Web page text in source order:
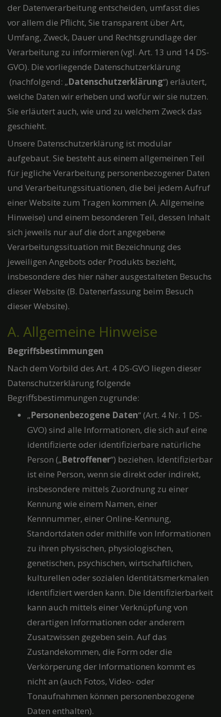
der Datenverarbeitung entscheiden, umfasst dies
vor allem die Pflicht, Sie transparent über Art,
Umfang, Zweck, Dauer und Rechtsgrundlage der
Verarbeitung zu informieren (vgl. Art. 13 und 14 DS-
GVO). Die vorliegende Datenschutzerklärung
(nachfolgend: „Datenschutzerklärung“) erläutert,
welche Daten wir erheben und wofür wir sie nutzen.
Sie erläutert auch, wie und zu welchem Zweck das
geschieht.
Unsere Datenschutzerklärung ist modular
aufgebaut. Sie besteht aus einem allgemeinen Teil
für jegliche Verarbeitung personenbezogener Daten
und Verarbeitungssituationen, die bei jedem Aufruf
einer Website zum Tragen kommen (A. Allgemeine
Hinweise) und einem besonderen Teil, dessen Inhalt
sich jeweils nur auf die dort angegebene
Verarbeitungssituation mit Bezeichnung des
jeweiligen Angebots oder Produkts bezieht,
insbesondere des hier näher ausgestalteten Besuchs
dieser Website (B. Datenerfassung beim Besuch
dieser Website).
A. Allgemeine Hinweise
Begriffsbestimmungen
Nach dem Vorbild des Art. 4 DS-GVO liegen dieser
Datenschutzerklärung folgende
Begriffsbestimmungen zugrunde:
„Personenbezogene Daten“ (Art. 4 Nr. 1 DS-
GVO) sind alle Informationen, die sich auf eine
identifizierte oder identifizierbare natürliche
Person („Betroffener“) beziehen. Identifizierbar
ist eine Person, wenn sie direkt oder indirekt,
insbesondere mittels Zuordnung zu einer
Kennung wie einem Namen, einer
Kennnummer, einer Online-Kennung,
Standortdaten oder mithilfe von Informationen
zu ihren physischen, physiologischen,
genetischen, psychischen, wirtschaftlichen,
kulturellen oder sozialen Identitätsmerkmalen
identifiziert werden kann. Die Identifizierbarkeit
kann auch mittels einer Verknüpfung von
derartigen Informationen oder anderem
Zusatzwissen gegeben sein. Auf das
Zustandekommen, die Form oder die
Verkörperung der Informationen kommt es
nicht an (auch Fotos, Video- oder
Tonaufnahmen können personenbezogene
Daten enthalten).